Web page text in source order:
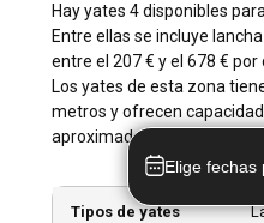
autobuses.
los viajes por carretera,
hasta Niderviller,
largo del camino. Los
cercanas también pueden
conectados al pueblo.
¿Cuáles son los
Hay yates 4 disponibles
Entre ellas se incluye
entre el 207 € y el 678 € por
Los yates de esta zona
metros y ofrecen
aproximadamente 5,75
Tipos de yates
Elige fechas